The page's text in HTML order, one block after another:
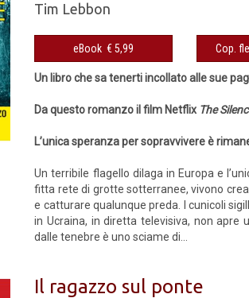
Tim Lebbon
eBook € 5,99
Un libro che sa tenerti incollato alle sue
Da questo romanzo il film Netflix The
L’unica speranza per sopravvivere è
Un terribile flagello dilaga in Europa e
fitta rete di grotte sotterranee, vivono
e catturare qualunque preda. I cunicoli
in Ucraina, in diretta televisiva, non apre
dalle tenebre è uno sciame di...
Il ragazzo sul ponte